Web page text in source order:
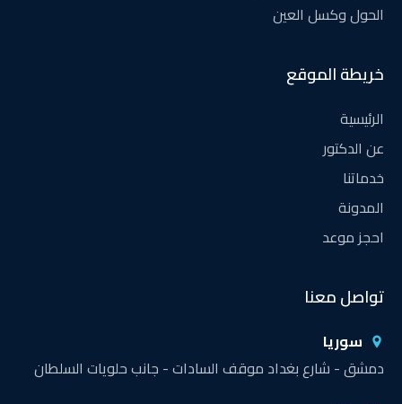
الحول وكسل العين
خريطة الموقع
الرئيسية
عن الدكتور
خدماتنا
المدونة
احجز موعد
تواصل معنا
سوريا
دمشق - شارع بغداد موقف السادات - جانب حلويات السلطان